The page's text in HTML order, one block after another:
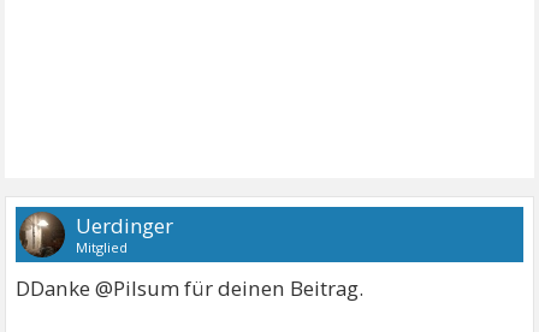
Uerdinger
Mitglied
DDanke @Pilsum für deinen Beitrag.